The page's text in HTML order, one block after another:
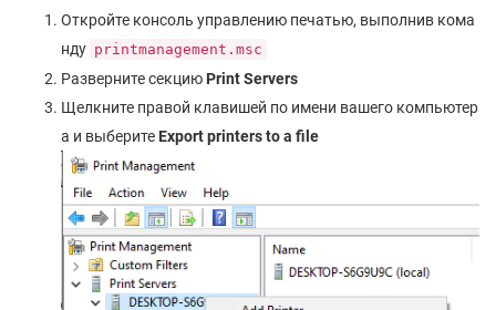
Откройте консоль управлению печатью, выполнив кома
нду printmanagement.msc
Разверните секцию Print Servers
Щелкните правой клавишей по имени вашего компьютер
а и выберите Export printers to a file